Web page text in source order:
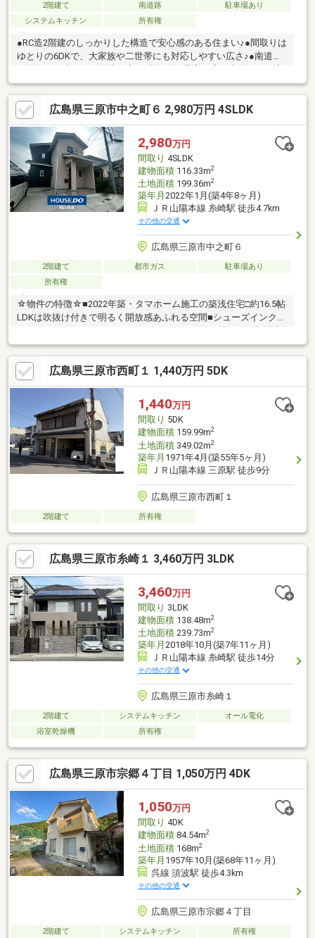
2階建て 南道路
駐車場あり
システムキッチン
所有権
●RC造2階建のしっかりした構造で安心感のある住まい♪●間取りは
ゆとりの6DKで、大家族や二世帯にも対応しやすい広さ♪●南道路
庭菜園やガーデニング、BBQなど多目的に活用可能♪●JR三原駅が
近く、通勤通学に便利なロケーション♪●部屋数が多く、在宅ワー
クスペースや趣味部屋を確保しやすい間取り♪
広島県三原市中之町６ 2,980万円 4SLDK
2,980万円
間取り 4SLDK
建物面積116.33m2
土地面積199.36m2
築年月 2022年1月(築4年8ヶ月)
ＪＲ山陽本線 糸崎駅 徒歩4.7km
その他の交通
広島県三原市中之町６
2階建て 都市ガス
駐車場あり
所有権
☆物件の特徴☆■2022年築・タマホーム施工の築浅住宅□約16.5帖
LDKは吹抜け付きで明るく開放感あふれる空間■シューズインクロ
実□駐車2～３台可能！来客時や増車時にも対応■中之町小学校ま
で徒歩約3分。子育て世帯にもおすすめの住環境□対面キッチン・
都市ガス仕様で毎日の暮らしを快適にサポートし■お庭スペース
は、お子様の遊び場やBBQ、ガーデニングなど、ご家族で楽しめ
る空間□1階には約4.5帖の和室を配置。客間やお子様の遊び場など
多目的に活用可能☆周辺環境☆・中之町小学校：徒歩4分
広島県三原市西町１ 1,440万円 5DK
1,440万円
間取り 5DK
建物面積159.99m2
土地面積349.02m2
築年月 1971年4月(築55年5ヶ月)
ＪＲ山陽本線 三原駅 徒歩9分
広島県三原市西町１
2階建て 所有権
広島県三原市糸崎１ 3,460万円 3LDK
3,460万円
間取り 3LDK
建物面積138.48m2
土地面積239.73m2
築年月 2018年10月(築7年11ヶ月)
ＪＲ山陽本線 糸崎駅 徒歩14分
その他の交通
広島県三原市糸崎１
2階建て システムキッチン
オール電化
浴室乾燥機
所有権
広島県三原市宗郷４丁目 1,050万円 4DK
1,050万円
間取り 4DK
建物面積84.54m2
土地面積168m2
築年月 1957年10月(築68年11ヶ月)
呉線 須波駅 徒歩4.3km
その他の交通
広島県三原市宗郷４丁目
2階建て システムキッチン 所有権